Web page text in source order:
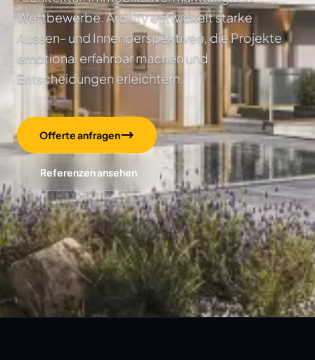
Wettbewerbe. Archify entwickelt starke
Aussen- und Innenperspektiven, die Projekte
emotional erfahrbar machen und
Entscheidungen erleichtern.
Offerte anfragen
Referenzen ansehen